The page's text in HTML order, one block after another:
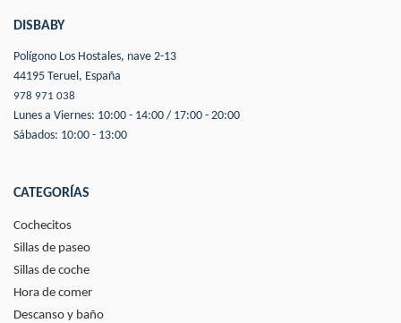
DISBABY
Polígono Los Hostales, nave 2-13
44195 Teruel, España
978 971 038
Lunes a Viernes: 10:00 - 14:00 / 17:00 - 20:00
Sábados: 10:00 - 13:00
CATEGORÍAS
Cochecitos
Sillas de paseo
Sillas de coche
Hora de comer
Descanso y baño